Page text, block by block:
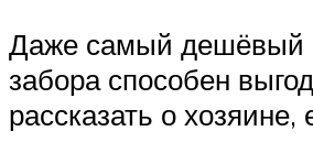
Даже самый дешёвый
забора способен
рассказать о хозяине,